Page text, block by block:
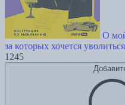
О
за которых хочется
1245